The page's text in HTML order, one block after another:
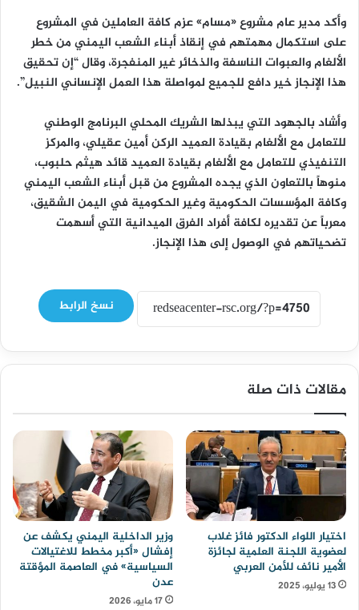
وأكد مدير عام مشروع «مسام» عزم كافة العاملين في المشروع
على استكمال مهمتهم في إنقاذ أبناء الشعب اليمني من خطر
الألغام والعبوات الناسفة والذخائر غير المنفجرة، وقال “إن تحقيق
هذا الإنجاز خير دافع للجميع لمواصلة هذا العمل الإنساني النبيل”.
وأشاد بالجهود التي يبذلها الشريك المحلي البرنامج الوطني
للتعامل مع الألغام بقيادة العميد الركن أمين عقيلي، والمركز
التنفيذي للتعامل مع الألغام بقيادة العميد قائد هيثم حلبوب،
منوهاً بالتعاون الذي يجده المشروع من قبل أبناء الشعب اليمني
وكافة المؤسسات الحكومية وغير الحكومية في اليمن الشقيق،
معرباً عن تقديره لكافة أفراد الفرق الميدانية التي أسهمت
تضحياتهم في الوصول إلى هذا الإنجاز.
نسخ الرابط
مقالات ذات صلة
اختيار اللواء الدكتور فائز غلاب
لعضوية اللجنة العلمية لجائزة
الأمير نائف للأمن العربي
13 يوليو، 2025
وزير الداخلية اليمني يكشف عن
إفشال «أكبر مخطط للاغتيالات
السياسية» في العاصمة المؤقتة
عدن
17 مايو، 2026